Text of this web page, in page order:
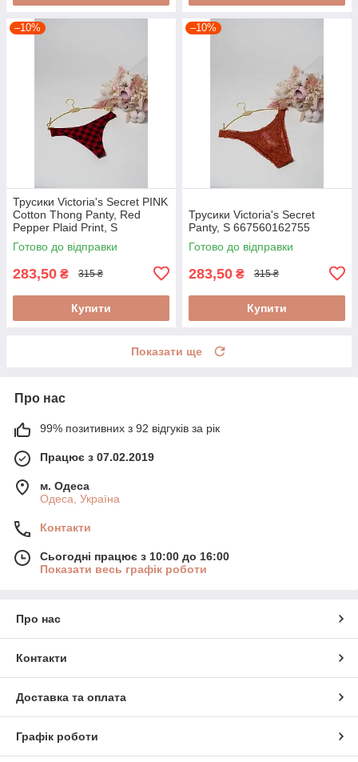
–10%
Трусики Victoria's Secret PINK
Cotton Thong Panty, Red
Pepper Plaid Print, S
667559051893
Готово до відправки
283,50 ₴ 315 ₴
Купити
–10%
Трусики Victoria's Secret
Panty, S 667560162755
Готово до відправки
283,50 ₴ 315 ₴
Купити
Показати ще
Про нас
99% позитивних з 92 відгуків за рік
Працює з 07.02.2019
м. Одеса
Одеса, Україна
Контакти
Сьогодні працює з 10:00 до 16:00
Показати весь графік роботи
Про нас
Контакти
Доставка та оплата
Графік роботи